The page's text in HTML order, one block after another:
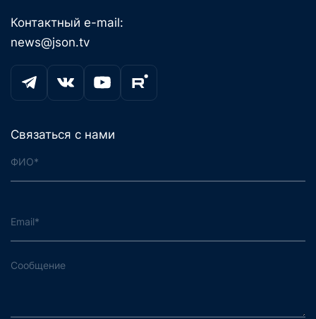
Контактный e-mail:
news@json.tv
Связаться с нами